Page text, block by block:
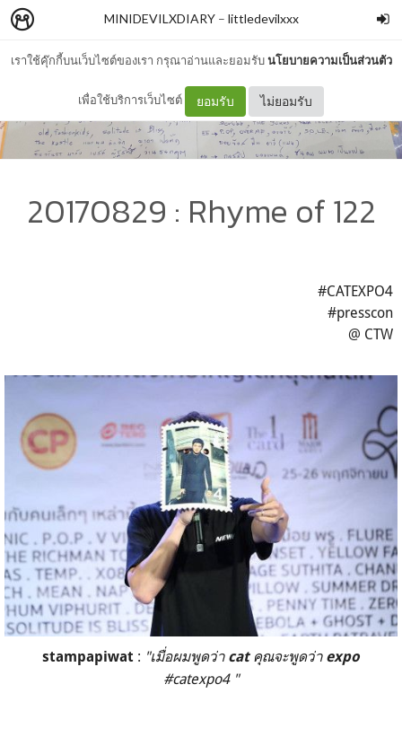
เราใช้คุ๊กกี้บนเว็บไซต์ของเรา กรุณาอ่านและยอมรับนโยบายความเป็นส่วนตัว
เพื่อใช้บริการเว็บไซต์ ยอมรับ ไม่ยอมรับ
MINIDEVILXDIARY– littledevilxxx
20170829 : Rhyme of 122
#CATEXPO4
#presscon
@ CTW
stampapiwat : "เมื่อผมพูดว่า catคุณจะพูดว่า expo
#catexpo4 "